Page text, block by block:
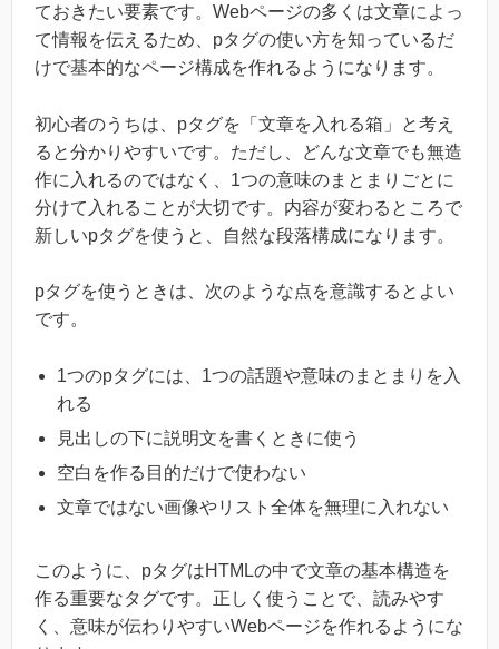
ておきたい要素です。Webページの多くは文章によっ
て情報を伝えるため、pタグの使い方を知っているだ
けで基本的なページ構成を作れるようになります。
初心者のうちは、pタグを「文章を入れる箱」と考え
ると分かりやすいです。ただし、どんな文章でも無造
作に入れるのではなく、1つの意味のまとまりごとに
分けて入れることが大切です。内容が変わるところで
新しいpタグを使うと、自然な段落構成になります。
pタグを使うときは、次のような点を意識するとよい
です。
1つのpタグには、1つの話題や意味のまとまりを入
れる
見出しの下に説明文を書くときに使う
空白を作る目的だけで使わない
文章ではない画像やリスト全体を無理に入れない
このように、pタグはHTMLの中で文章の基本構造を
作る重要なタグです。正しく使うことで、読みやす
く、意味が伝わりやすいWebページを作れるようにな